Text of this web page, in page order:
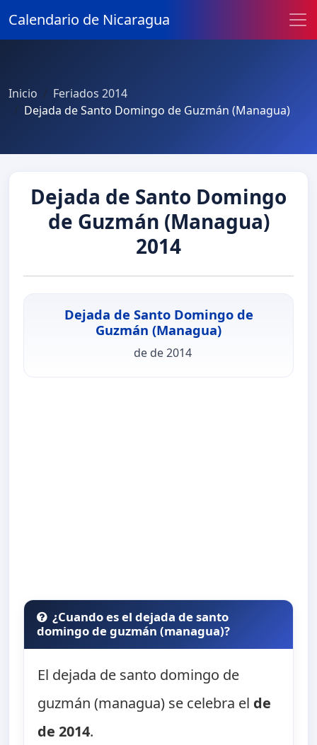
Calendario de Nicaragua
Inicio
Feriados 2014
Dejada de Santo Domingo de Guzmán (Managua)
Dejada de Santo Domingo
de Guzmán (Managua)
2014
Dejada de Santo Domingo de
Guzmán (Managua)
de de 2014
¿Cuando es el dejada de santo
domingo de guzmán (managua)?
El dejada de santo domingo de
guzmán (managua) se celebra el de
de 2014.